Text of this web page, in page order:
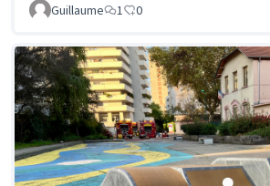
Guillaume
1 0